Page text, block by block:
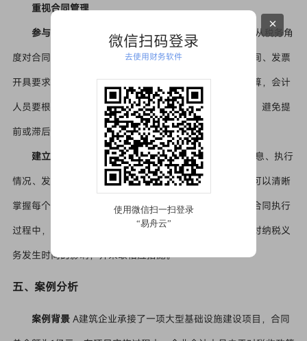
重视合同管理
参与合同签订过程
会计人员应参与建筑合同的签订，从税务角
度对合同条款进行审核。关注合同中的结算方式、付款时间、发票
开具要求等条款。例如，若合同约定采用分期收款方式结算，会计
人员要根据税法规定，准确确定增值税纳税义务发生时间，避免提
前或滞后纳税。
建立合同台账
建立详细的合同台账，记录合同基本信息、执行
情况、发票开具与收取情况等。通过合同台账，会计人员可以清晰
掌握每个项目的税务情况，及时发现潜在税务风险。如在合同执行
过程中，若发现对方未按约定时间支付款项，可提前评估对纳税义
务发生时间的影响，并采取相应措施。
五、案例分析
案例背景A建筑企业承接了一项大型基础设施建设项目，合同
微信扫码登录
去使用财务软件
×